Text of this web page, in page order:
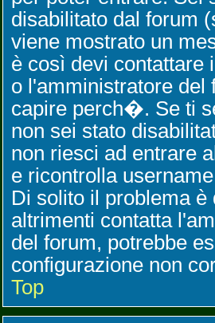
disabilitato dal forum
viene mostrato un
è così devi contattare
o l'amministratore del
capire perch�. Se ti
non sei stato
non riesci ad entrare
e ricontrolla
Di solito il problema è
altrimenti contatta
del forum, potrebbe
configurazione non
Top